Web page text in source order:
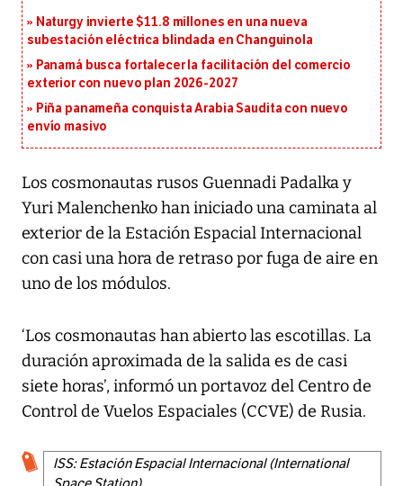
Naturgy invierte $11.8 millones en una nueva
subestación eléctrica blindada en Changuinola
Panamá busca fortalecer la facilitación del comercio
exterior con nuevo plan 2026-2027
Piña panameña conquista Arabia Saudita con nuevo
envío masivo
Los cosmonautas rusos Guennadi Padalka y
Yuri Malenchenko han iniciado una caminata al
exterior de la Estación Espacial Internacional
con casi una hora de retraso por fuga de aire en
uno de los módulos.
‘Los cosmonautas han abierto las escotillas. La
duración aproximada de la salida es de casi
siete horas’, informó un portavoz del Centro de
Control de Vuelos Espaciales (CCVE) de Rusia.
ISS: Estación Espacial Internacional (International